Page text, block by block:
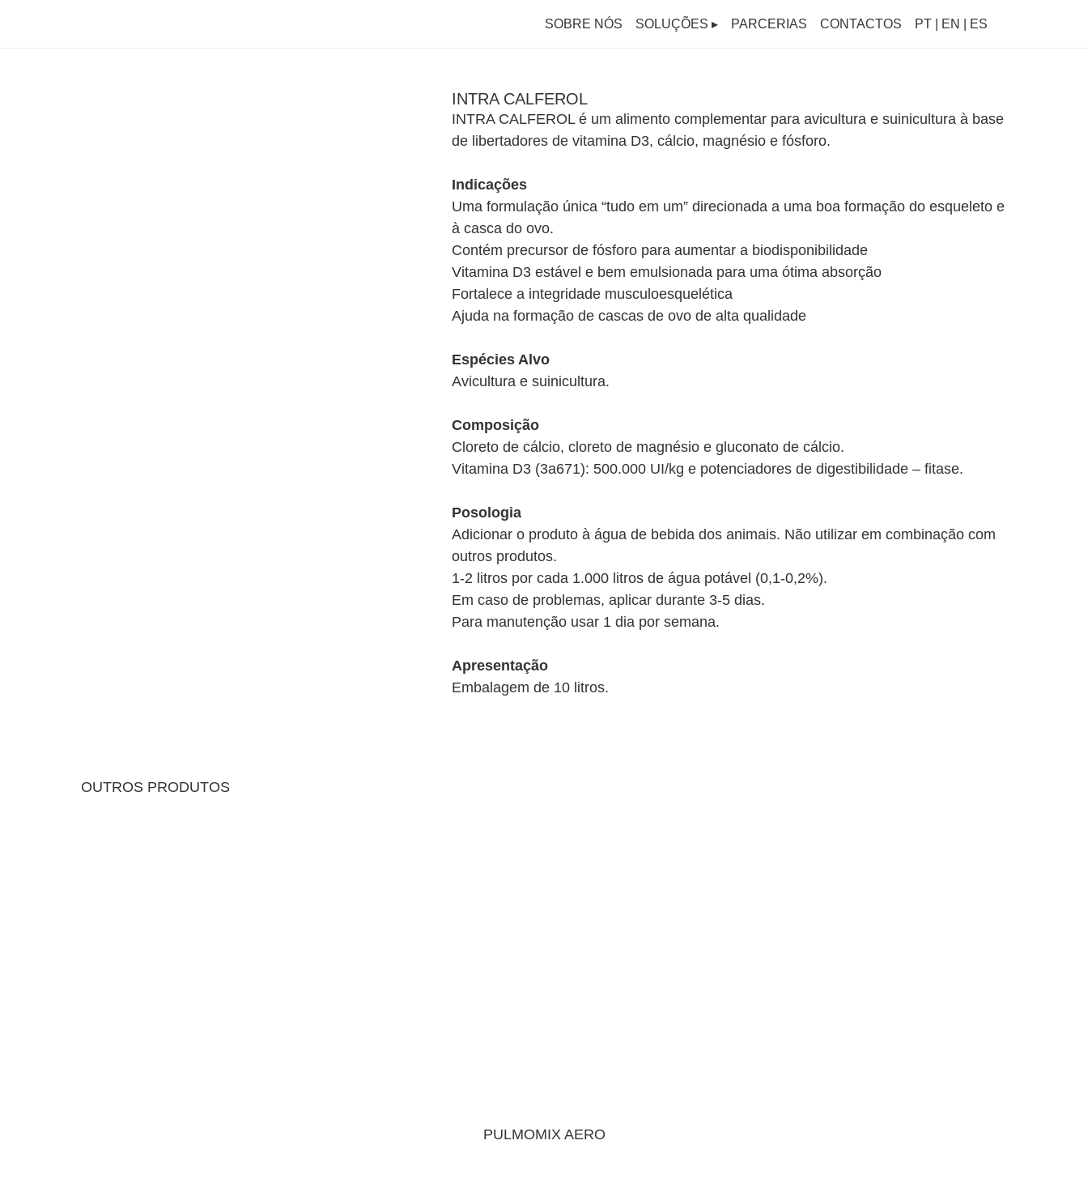
SOBRE NÓS SOLUÇÕES ▸ PARCERIAS CONTACTOS PT | EN | ES
INTRA CALFEROL
INTRA CALFEROL é um alimento complementar para avicultura e suinicultura à base
de libertadores de vitamina D3, cálcio, magnésio e fósforo.
Indicações
Uma formulação única “tudo em um” direcionada a uma boa formação do esqueleto e
à casca do ovo.
Contém precursor de fósforo para aumentar a biodisponibilidade
Vitamina D3 estável e bem emulsionada para uma ótima absorção
Fortalece a integridade musculoesquelética
Ajuda na formação de cascas de ovo de alta qualidade
Espécies Alvo
Avicultura e suinicultura.
Composição
Cloreto de cálcio, cloreto de magnésio e gluconato de cálcio.
Vitamina D3 (3a671): 500.000 UI/kg e potenciadores de digestibilidade – fitase.
Posologia
Adicionar o produto à água de bebida dos animais. Não utilizar em combinação com
outros produtos.
1-2 litros por cada 1.000 litros de água potável (0,1-0,2%).
Em caso de problemas, aplicar durante 3-5 dias.
Para manutenção usar 1 dia por semana.
Apresentação
Embalagem de 10 litros.
OUTROS PRODUTOS
PULMOMIX AERO